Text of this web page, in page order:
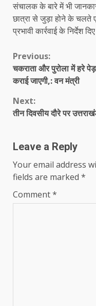
संचालक के बारे में भी
छात्रा से जुड़ा होने के चलते
प्रभावी कार्रवाई के निर्देश
Continue
Reading
Previous:
चकराता और पुरोला में हरे
कराई जाएगी,: वन मंत्री
Next:
तीन दिवसीय दौरे पर
Leave a Reply
Your email address
fields are marked *
Comment*